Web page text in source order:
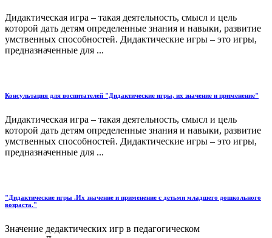
Дидактическая игра – такая деятельность, смысл и цель
которой дать детям определенные знания и навыки, развитие
умственных способностей. Дидактические игры – это игры,
предназначенные для ...
Консультация для воспитателей "Дидактические игры, их значение и применение"
Дидактическая игра – такая деятельность, смысл и цель
которой дать детям определенные знания и навыки, развитие
умственных способностей. Дидактические игры – это игры,
предназначенные для ...
"Дидактические игры .Их значение и применение с детьми младшего дошкольного
возраста."
Значение дедактических игр в педагогическом